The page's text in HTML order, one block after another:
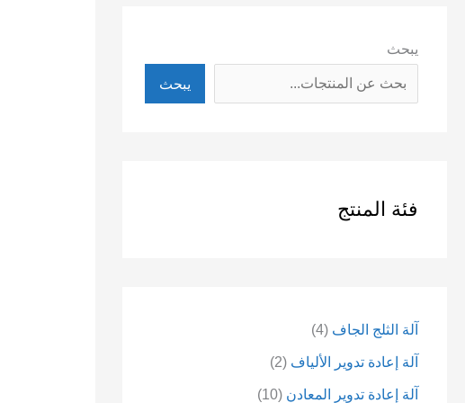
يبحث
يبحث
فئة المنتج
آلة الثلج الجاف 4
آلة إعادة تدوير الألياف 2
آلة إعادة تدوير المعادن 10